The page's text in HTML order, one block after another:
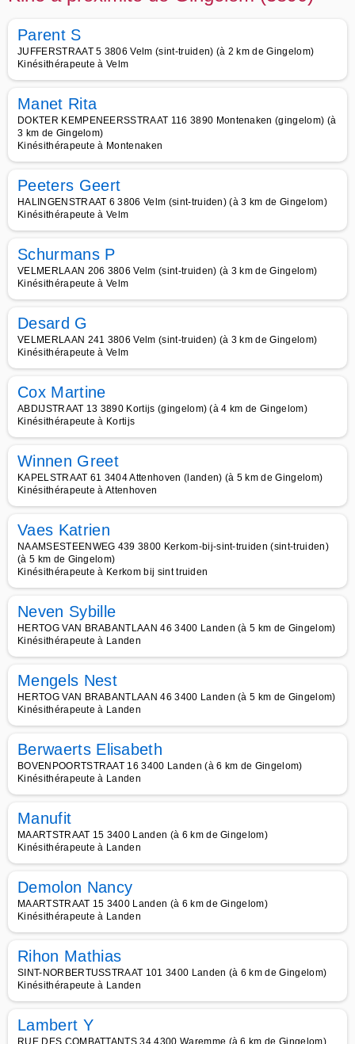
Parent S
JUFFERSTRAAT 5 3806 Velm (sint-truiden) (à 2 km de Gingelom)
Kinésithérapeute à Velm
Manet Rita
DOKTER KEMPENEERSSTRAAT 116 3890 Montenaken (gingelom) (à
3 km de Gingelom)
Kinésithérapeute à Montenaken
Peeters Geert
HALINGENSTRAAT 6 3806 Velm (sint-truiden) (à 3 km de Gingelom)
Kinésithérapeute à Velm
Schurmans P
VELMERLAAN 206 3806 Velm (sint-truiden) (à 3 km de Gingelom)
Kinésithérapeute à Velm
Desard G
VELMERLAAN 241 3806 Velm (sint-truiden) (à 3 km de Gingelom)
Kinésithérapeute à Velm
Cox Martine
ABDIJSTRAAT 13 3890 Kortijs (gingelom) (à 4 km de Gingelom)
Kinésithérapeute à Kortijs
Winnen Greet
KAPELSTRAAT 61 3404 Attenhoven (landen) (à 5 km de Gingelom)
Kinésithérapeute à Attenhoven
Vaes Katrien
NAAMSESTEENWEG 439 3800 Kerkom-bij-sint-truiden (sint-truiden)
(à 5 km de Gingelom)
Kinésithérapeute à Kerkom bij sint truiden
Neven Sybille
HERTOG VAN BRABANTLAAN 46 3400 Landen (à 5 km de Gingelom)
Kinésithérapeute à Landen
Mengels Nest
HERTOG VAN BRABANTLAAN 46 3400 Landen (à 5 km de Gingelom)
Kinésithérapeute à Landen
Berwaerts Elisabeth
BOVENPOORTSTRAAT 16 3400 Landen (à 6 km de Gingelom)
Kinésithérapeute à Landen
Manufit
MAARTSTRAAT 15 3400 Landen (à 6 km de Gingelom)
Kinésithérapeute à Landen
Demolon Nancy
MAARTSTRAAT 15 3400 Landen (à 6 km de Gingelom)
Kinésithérapeute à Landen
Rihon Mathias
SINT-NORBERTUSSTRAAT 101 3400 Landen (à 6 km de Gingelom)
Kinésithérapeute à Landen
Lambert Y
RUE DES COMBATTANTS 34 4300 Waremme (à 6 km de Gingelom)